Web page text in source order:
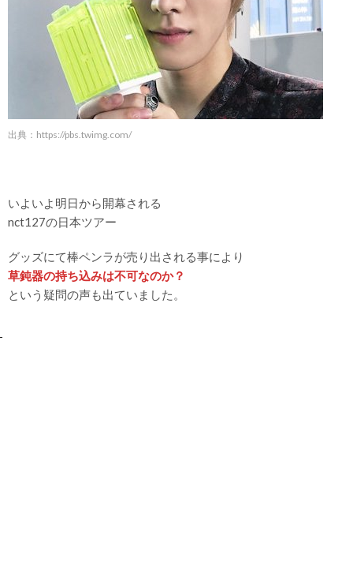
出典： https://pbs.twimg.com/
いよいよ明日から開幕される
nct127の日本ツアー
グッズにて棒ペンラが売り出される事により
草鈍器の持ち込みは不可なのか？
という疑問の声も出ていました。